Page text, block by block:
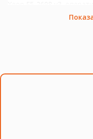
кулера A700 Huananzhi,
надежную и быструю
КОМПОНЕНТ